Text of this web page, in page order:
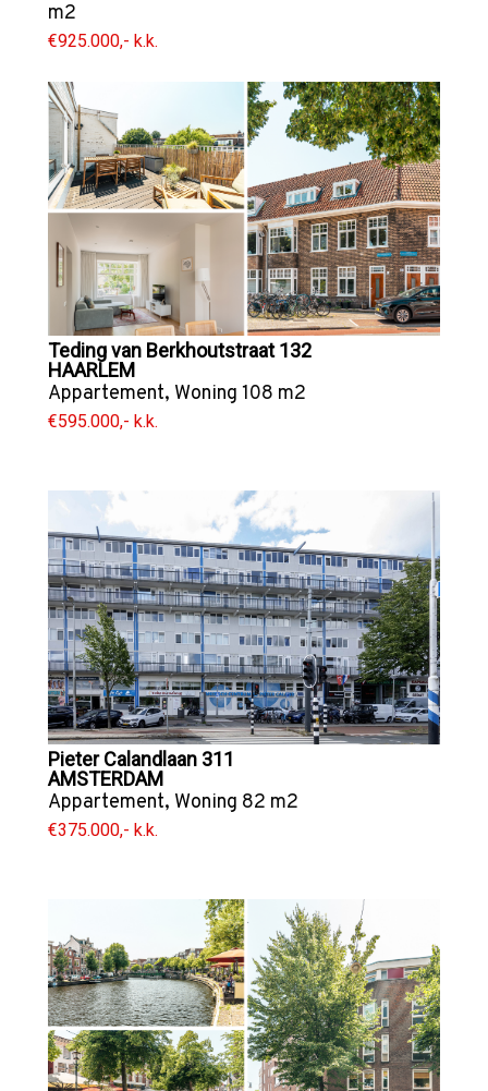
m2
€925.000,- k.k.
Teding van Berkhoutstraat 132
HAARLEM
Appartement, Woning 108 m2
€595.000,- k.k.
Pieter Calandlaan 311
AMSTERDAM
Appartement, Woning 82 m2
€375.000,- k.k.